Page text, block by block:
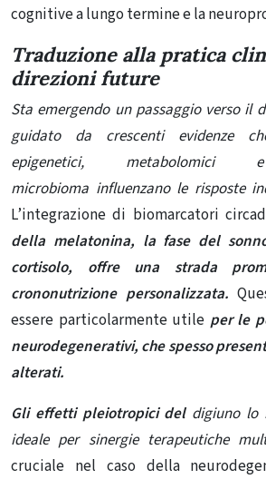
cognitive a lungo termine e la
Traduzione alla pratica
direzioni future
Sta emergendo un passaggio verso il
guidato da crescenti evidenze
epigenetici,
microbioma influenzano le risposte
L’integrazione di biomarcatori
della melatonina, la fase del
cortisolo, offre una strada
crononutrizione personalizzata.
essere particolarmente utile per le
neurodegenerativi, che spesso
alterati.
Gli effetti pleiotropici deldigiuno lo
ideale per sinergie terapeutiche
cruciale nel caso della